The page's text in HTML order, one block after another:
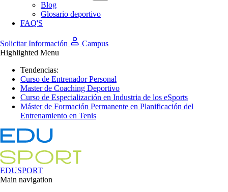
Blog
Glosario deportivo
FAQ'S
Solicitar Información
Campus
Highlighted Menu
Tendencias:
Curso de Entrenador Personal
Master de Coaching Deportivo
Curso de Especialización en Industria de los eSports
Máster de Formación Permanente en Planificación del
Entrenamiento en Tenis
EDUSPORT
Main navigation